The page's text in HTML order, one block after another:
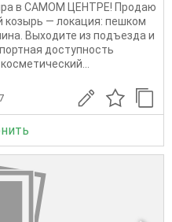
в САМОМ ЦЕНТРЕ! Продаю
козырь — локация: пешком
Выходите из подъезда и
доступность